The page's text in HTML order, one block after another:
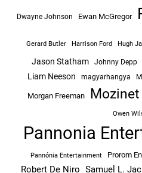
Dwayne Johnson Ewan McGregor
Gerard Butler Harrison Ford Hugh
Jason Statham Johnny Depp
Liam Neeson magyarhangya
Morgan Freeman Mozinet
Owen
Pannonia
Pannónia Entertainment Prorom
Robert De Niro Samuel L.